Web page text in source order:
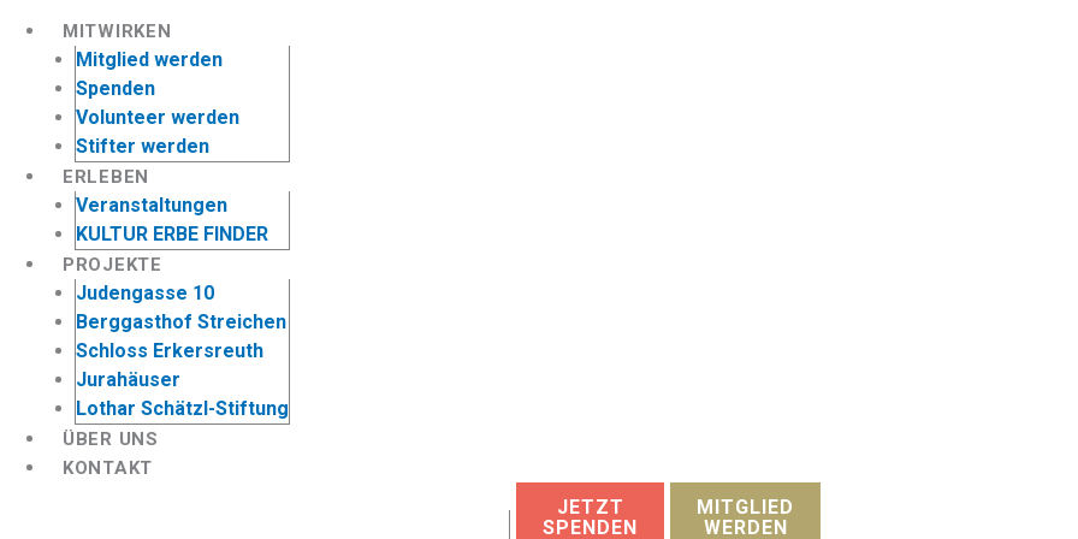
MITWIRKEN
Mitglied werden
Spenden
Volunteer werden
Stifter werden
ERLEBEN
Veranstaltungen
KULTUR ERBE FINDER
PROJEKTE
Judengasse 10
Berggasthof Streichen
Schloss Erkersreuth
Jurahäuser
Lothar Schätzl-Stiftung
ÜBER UNS
KONTAKT
JETZT
SPENDEN
MITGLIED
WERDEN